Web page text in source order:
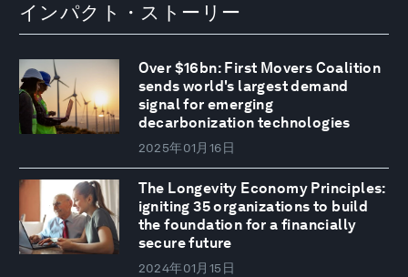
インパクト・ストーリー
Over $16bn: First Movers Coalition
sends world's largest demand
signal for emerging
decarbonization technologies
2025年01月16日
The Longevity Economy Principles:
igniting 35 organizations to build
the foundation for a financially
secure future
2024年01月15日